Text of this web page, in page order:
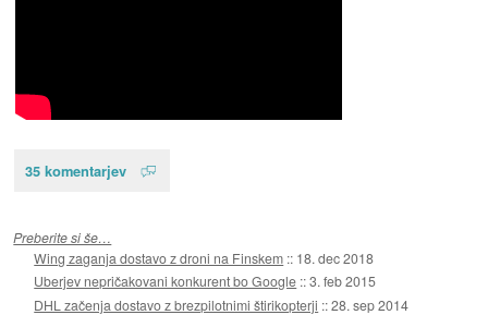
35 komentarjev
Preberite si še…
Wing zaganja dostavo z droni na Finskem :: 18. dec 2018
Uberjev nepričakovani konkurent bo Google ::3. feb 2015
DHL začenja dostavo z brezpilotnimi štirikopterji ::28. sep 2014